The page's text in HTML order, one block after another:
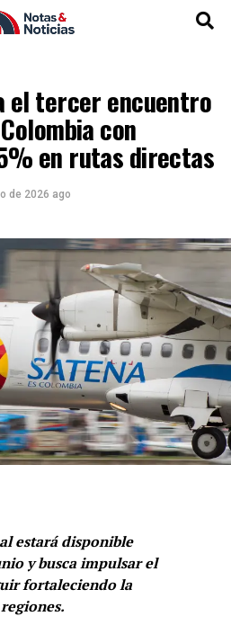
el tercer encuentro
con
en rutas directas
de 2026 ago
estará disponible
y busca impulsar el
fortaleciendo la